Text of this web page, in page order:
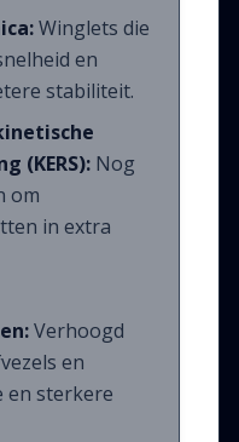
Winglets die
en
stabiliteit.
(KERS): Nog
om
in extra
Verhoogd
en
en sterkere